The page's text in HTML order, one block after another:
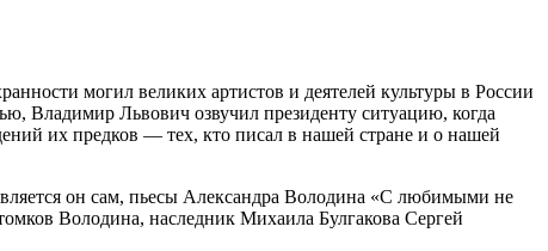
могил великих артистов и деятелей культуры в России
Владимир Львович озвучил президенту ситуацию, когда
их предков — тех, кто писал в нашей стране и о нашей
он сам, пьесы Александра Володина «С любимыми не
Володина, наследник Михаила Булгакова Сергей